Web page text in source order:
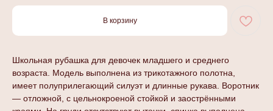
В корзину
Школьная рубашка для девочек младшего и среднего
возраста. Модель выполнена из трикотажного полотна,
имеет полуприлегающий силуэт и длинные рукава. Воротник
— отложной, с цельнокроеной стойкой и заострёнными